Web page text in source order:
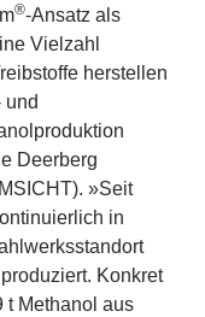
®‑Ansatz als
Vielzahl
herstellen
und
Deerberg
). »Seit
in
Konkret
t Methanol aus